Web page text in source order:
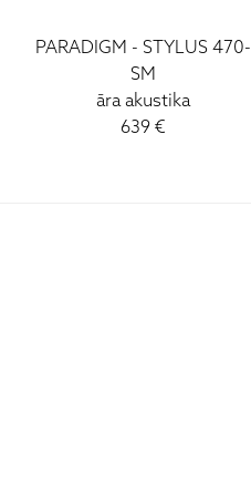
PARADIGM - STYLUS 470-
SM
āra akustika
639 €